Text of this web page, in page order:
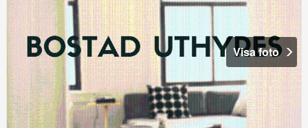
Visa foto